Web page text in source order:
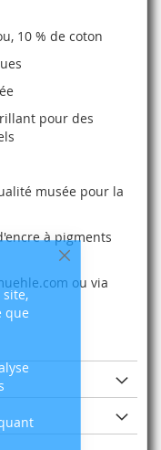
Fermer
que
10 % de coton
pour des
musée pour la
à pigments
ou via